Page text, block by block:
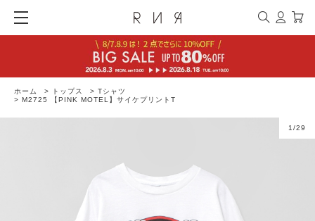
ホーム > トップス > Tシャツ
> M2725 【PINK MOTEL】サイケプリントT
1 /29